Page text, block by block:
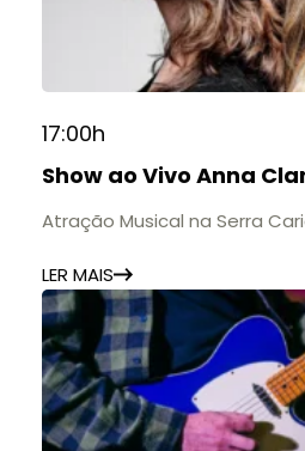
17:00h
Show ao Vivo Anna
Atração Musical na Serra
LER MAIS